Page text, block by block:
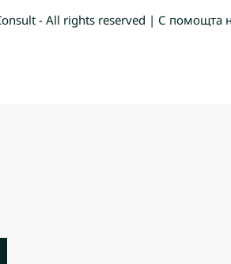
- All rights reserved | С помощта